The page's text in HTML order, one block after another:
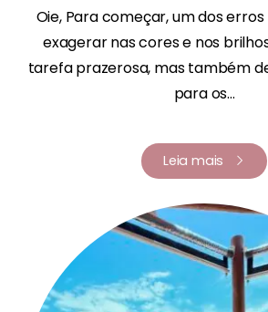
Oie, Para começar, um dos
exagerar nas cores e nos
tarefa prazerosa, mas também
para os...
Leia mais
Renata